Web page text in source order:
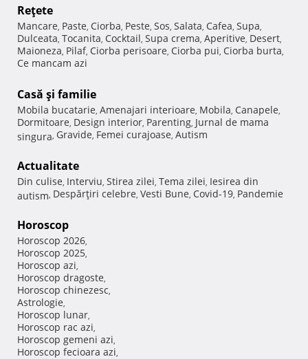
Reţete
Mancare, Paste, Ciorba, Peste, Sos, Salata, Cafea, Supa,
Dulceata, Tocanita, Cocktail, Supa crema, Aperitive, Desert,
Maioneza, Pilaf, Ciorba perisoare, Ciorba pui, Ciorba burta,
Ce mancam azi
Casă şi familie
Mobila bucatarie, Amenajari interioare, Mobila, Canapele,
Dormitoare, Design interior, Parenting, Jurnal de mama
singura, Gravide, Femei curajoase, Autism
Actualitate
Din culise, Interviu, Stirea zilei, Tema zilei, Iesirea din
autism, Despărţiri celebre, Vesti Bune, Covid-19, Pandemie
Horoscop
Horoscop 2026,
Horoscop 2025,
Horoscop azi,
Horoscop dragoste,
Horoscop chinezesc,
Astrologie,
Horoscop lunar,
Horoscop rac azi,
Horoscop gemeni azi,
Horoscop fecioara azi,